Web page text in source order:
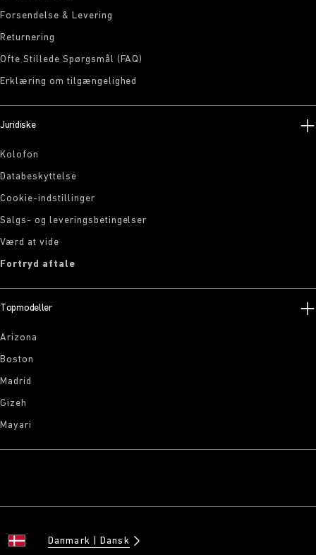
Forsendelse & Levering
Returnering
Ofte Stillede Spørgsmål (FAQ)
Erklæring om tilgængelighed
Juridiske
Kolofon
Databeskyttelse
Cookie-indstillinger
Salgs- og leveringsbetingelser
Værd at vide
Fortryd aftale
Topmodeller
Arizona
Boston
Madrid
Gizeh
Mayari
Danmark Dansk